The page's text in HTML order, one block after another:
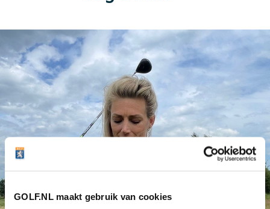
GOLF.NL maakt gebruik van cookies